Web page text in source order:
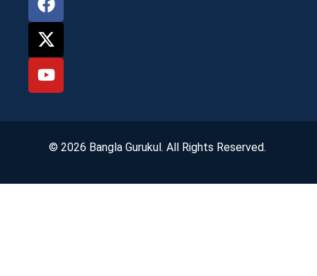
© 2026 Bangla Gurukul. All Rights Reserved.